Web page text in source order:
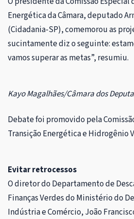
Energética da Câmara, deputado
(Cidadania-SP), comemorou as
sucintamente diz o seguinte:
vamos superar as metas”, resumiu.
Kayo Magalhães/Câmara dos
Debate foi promovido pela
Transição Energética e Hidrogênio
Evitar retrocessos
O diretor do Departamento de
Finanças Verdes do Ministério do
Indústria e Comércio, João